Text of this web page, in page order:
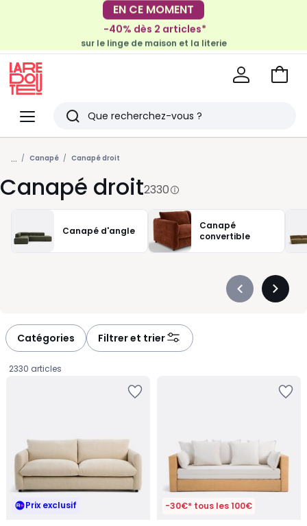
EN CE MOMENT
-30€ tous les 100€*
sur le meuble & la déco
-40% dès 2 articles*
sur le linge de maison et la literie
Menu
Redoute
Rechercher
Derniers
articles
vus
Voir
... Canapé Canapé droit
Canapé droit2330
Canapé d'angle
Canapé
convertible
Précédent
Catégories Filtrer et trier
2330 articles
Prix exclusif -30€* tous les 100€